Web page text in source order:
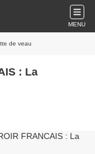
MENU
de veau
: La